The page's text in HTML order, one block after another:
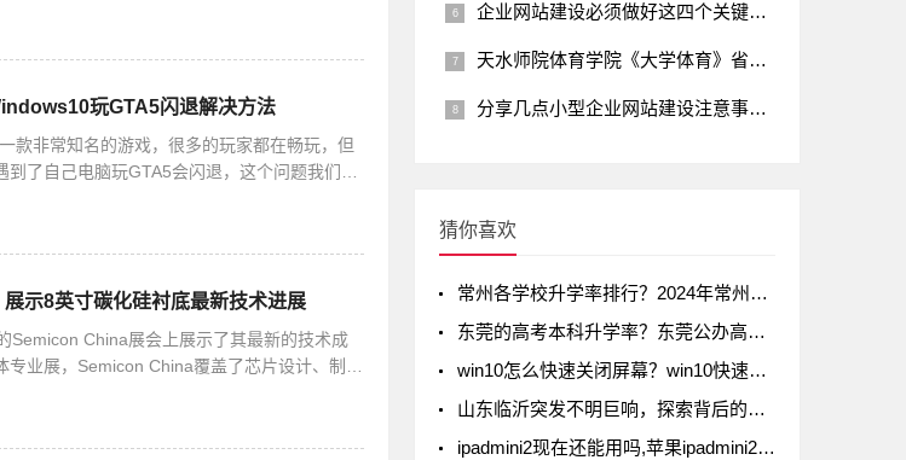
玩GTA5闪退解决方法
款非常知名的游戏，很多的玩家都在畅玩，但
了自己电脑玩GTA5会闪退，这个问题我们怎
示8英寸碳化硅衬底最新技术进展
Semicon China展会上展示了其最新的技术成
业展，Semicon China覆盖了芯片设计、制
企业网站建设必须做好这四个关键要点才能树立良好品牌
天水师院体育学院《大学体育》省级一流课程网站制作完成上线
分享几点小型企业网站建设注意事项的小经验
猜你喜欢
常州各学校升学率排行？2024年常州初中升学率排名
东莞的高考本科升学率？东莞公办高中录取率有多少
win10怎么快速关闭屏幕？win10快速关闭屏幕方法
山东临沂突发不明巨响，探索背后的真相
ipadmini2现在还能用吗,苹果ipadmini2现在还能用吗